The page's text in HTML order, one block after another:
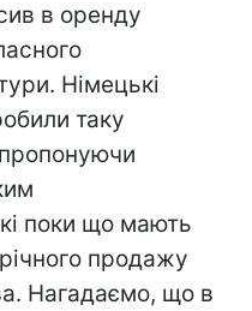
в оренду
Німецькі
таку
поки що мають
продажу
Нагадаємо, що в